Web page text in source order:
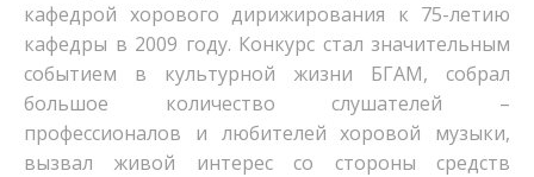
кафедрой хорового дирижирования к 75-летию
кафедры в 2009 году. Конкурс стал значительным
событием в культурной жизни БГАМ, собрал
большое количество слушателей –
профессионалов и любителей хоровой музыки,
вызвал живой интерес со стороны средств